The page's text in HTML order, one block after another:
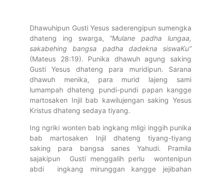
Dhawuhipun Gusti Yesus saderengipun sumengka
dhateng ing swarga, “Mulane padha lungaa,
sakabehing bangsa padha dadekna siswaKu”
(Mateus 28:19). Punika dhawuh agung saking
Gusti Yesus dhateng para muridipun. Sarana
dhawuh menika, para murid lajeng sami
lumampah dhateng pundi-pundi papan kangge
martosaken Injil bab kawilujengan saking Yesus
Kristus dhateng sedaya tiyang.
Ing ngriki wonten bab ingkang mligi inggih punika
bab martosaken Injil dhateng tiyang-tiyang
saking para bangsa sanes Yahudi. Pramila
sajakipun Gusti menggalih perlu wontenipun
abdi ingkang mirunggan kangge jejibahan